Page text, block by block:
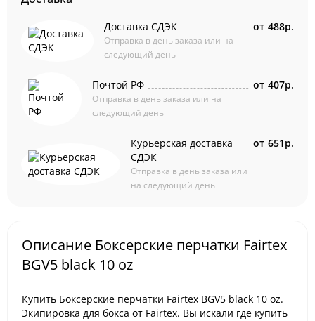
Доставка СДЭК
Отправка в день заказа или на
следующий день
от 488р.
Почтой РФ
Отправка в день заказа или на
следующий день
от 407р.
Курьерская доставка
СДЭК
Отправка в день заказа или
на следующий день
от 651р.
Описание Боксерские перчатки Fairtex
BGV5 black 10 oz
Купить Боксерские перчатки Fairtex BGV5 black 10 oz.
Экипировка для бокса от Fairtex. Вы искали где купить